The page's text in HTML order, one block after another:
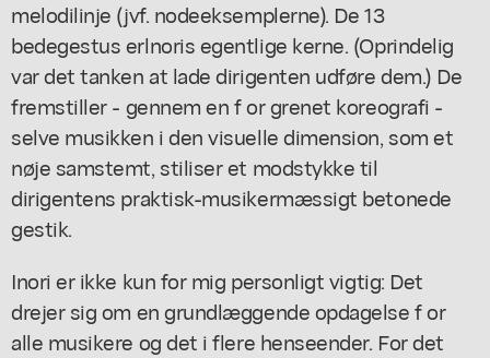
melodilinje (jvf. nodeeksemplerne). De 13
bedegestus erlnoris egentlige kerne. (Oprindelig
var det tanken at lade dirigenten udføre dem.) De
fremstiller - gennem en f or grenet koreografi -
selve musikken i den visuelle dimension, som et
nøje samstemt, stiliser et modstykke til
dirigentens praktisk-musikermæssigt betonede
gestik.
Inori er ikke kun for mig personligt vigtig: Det
drejer sig om en grundlæggende opdagelse f or
alle musikere og det i flere henseender. For det